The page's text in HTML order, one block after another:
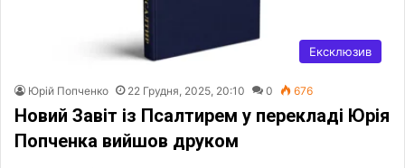
Ексклюзив
Юрій Попченко 22 Грудня, 2025, 20:10 0 676
Новий Завіт із Псалтирем у перекладі Юрія
Попченка вийшов друком